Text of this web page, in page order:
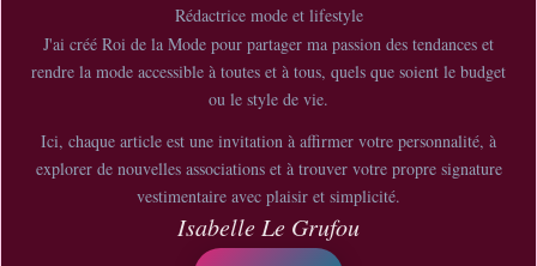
Rédactrice mode et lifestyle
J'ai créé Roi de la Mode pour partager ma passion des tendances et
rendre la mode accessible à toutes et à tous, quels que soient le budget
ou le style de vie.
Ici, chaque article est une invitation à affirmer votre personnalité, à
explorer de nouvelles associations et à trouver votre propre signature
vestimentaire avec plaisir et simplicité.
Isabelle Le Grufou